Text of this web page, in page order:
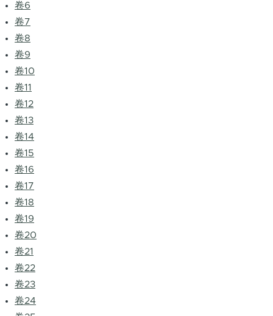
卷6
卷7
卷8
卷9
卷10
卷11
卷12
卷13
卷14
卷15
卷16
卷17
卷18
卷19
卷20
卷21
卷22
卷23
卷24